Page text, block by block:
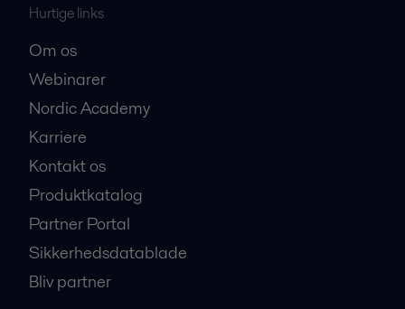
Hurtige links
Om os
Webinarer
Nordic Academy
Karriere
Kontakt os
Produktkatalog
Partner Portal
Sikkerhedsdatablade
Bliv partner